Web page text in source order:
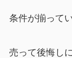
条件が揃って
売って後悔し